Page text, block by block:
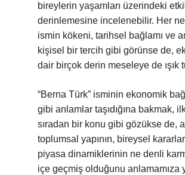
bireylerin yaşamları üzerindeki
derinlemesine incelenebilir. Her
ismin kökeni, tarihsel bağlamı ve
kişisel bir tercih gibi görünse de,
dair birçok derin meseleye de ışık
“Berna Türk” isminin ekonomik
gibi anlamlar taşıdığına bakmak,
sıradan bir konu gibi gözükse de,
toplumsal yapının, bireysel
piyasa dinamiklerinin ne denli
içe geçmiş olduğunu anlamamıza